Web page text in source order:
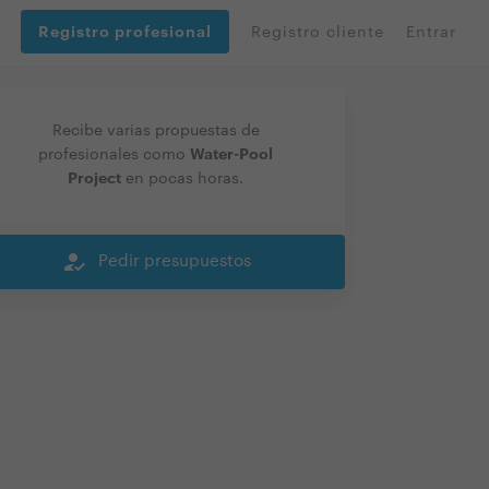
Registro profesional Registro cliente Entrar
Recibe varias propuestas de
profesionales como Water-Pool
Project en pocas horas.
how_to_reg Pedir presupuestos